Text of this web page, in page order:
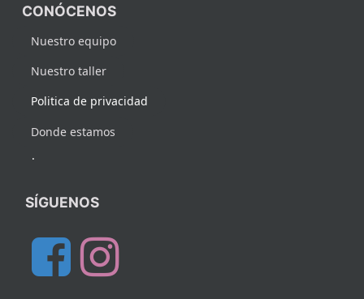
CONÓCENOS
Nuestro equipo
Nuestro taller
Politica de privacidad
Donde estamos
.
SÍGUENOS